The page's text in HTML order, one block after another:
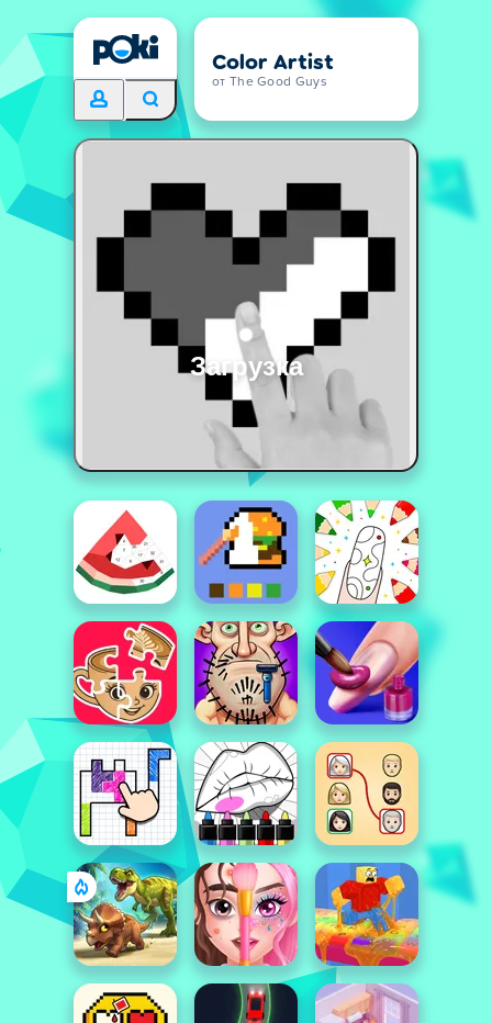
Color Artist
от The Good Guys
Загрузка